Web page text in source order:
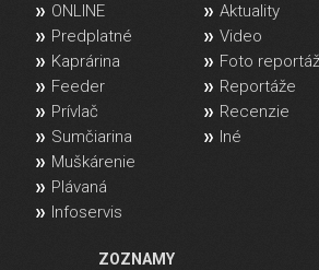
ONLINE
Predplatné
Kaprárina
Feeder
Prívlač
Sumčiarina
Muškárenie
Plávaná
Infoservis
Aktuality
Video
Foto
Reportáže
Recenzie
Iné
ZOZNAMY